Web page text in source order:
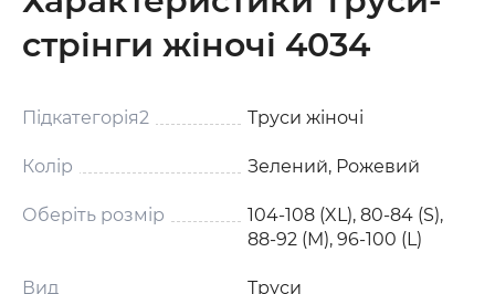
стрінги жіночі 4034
Підкатегорія2 Труси жіночі
Колір Зелений, Рожевий
Оберіть розмір
104-108 (XL), 80-84 (S),
88-92 (M), 96-100 (L)
Вид Труси